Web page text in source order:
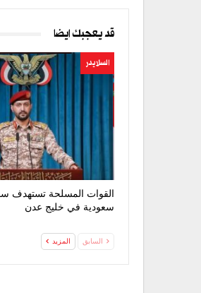
قد يعجبك ايضا
السلايدر
القوات المسلحة تستهدف
سعودية في خليج عدن
السابق المزيد